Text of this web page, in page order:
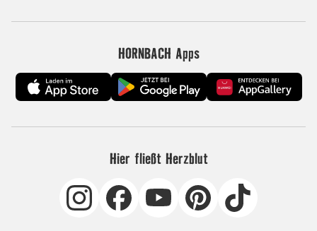
HORNBACH Apps
Hier fließt Herzblut